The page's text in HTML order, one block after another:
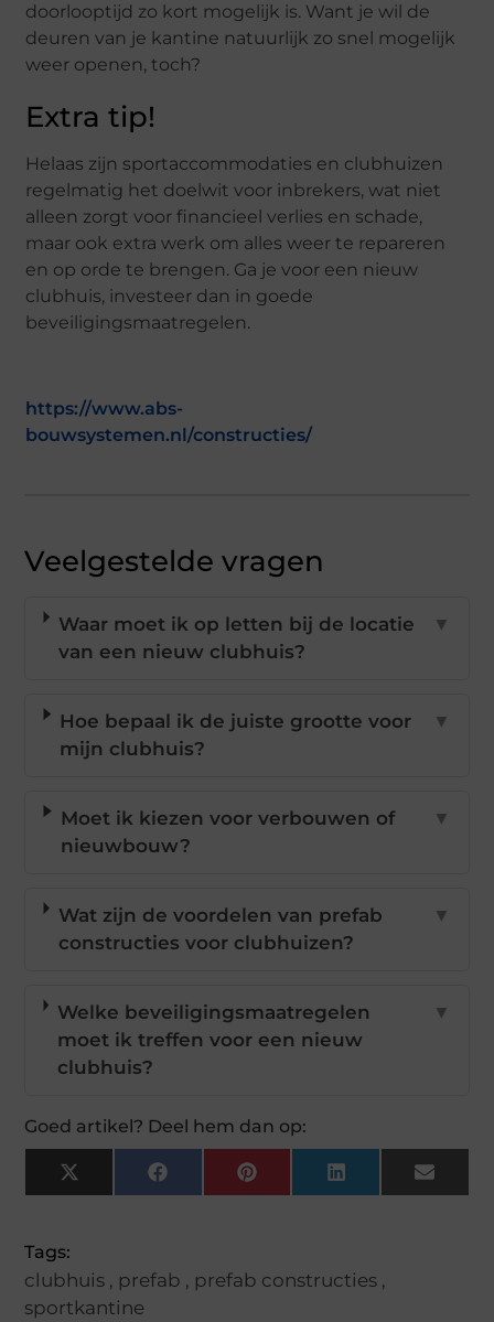
doorlooptijd zo kort mogelijk is. Want je wil de
deuren van je kantine natuurlijk zo snel mogelijk
weer openen, toch?
Extra tip!
Helaas zijn sportaccommodaties en clubhuizen
regelmatig het doelwit voor inbrekers, wat niet
alleen zorgt voor financieel verlies en schade,
maar ook extra werk om alles weer te repareren
en op orde te brengen. Ga je voor een nieuw
clubhuis, investeer dan in goede
beveiligingsmaatregelen.
https://www.abs-
bouwsystemen.nl/constructies/
Veelgestelde vragen
Waar moet ik op letten bij de locatie
van een nieuw clubhuis?
▼
Hoe bepaal ik de juiste grootte voor
mijn clubhuis?
▼
Moet ik kiezen voor verbouwen of
nieuwbouw?
▼
Wat zijn de voordelen van prefab
constructies voor clubhuizen?
▼
Welke beveiligingsmaatregelen
moet ik treffen voor een nieuw
clubhuis?
▼
Goed artikel? Deel hem dan op:
X
(Twitter)
FacebookPinterestLinkedInEmail
Tags:
clubhuis , prefab , prefab constructies ,
sportkantine